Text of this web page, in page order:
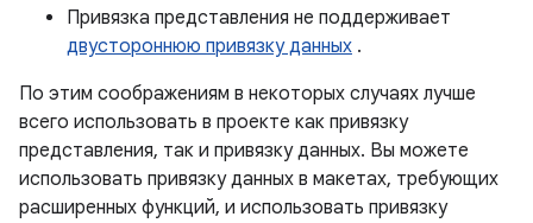
Привязка представления не поддерживает
двустороннюю привязку данных .
По этим соображениям в некоторых случаях лучше
всего использовать в проекте как привязку
представления, так и привязку данных. Вы можете
использовать привязку данных в макетах, требующих
расширенных функций, и использовать привязку